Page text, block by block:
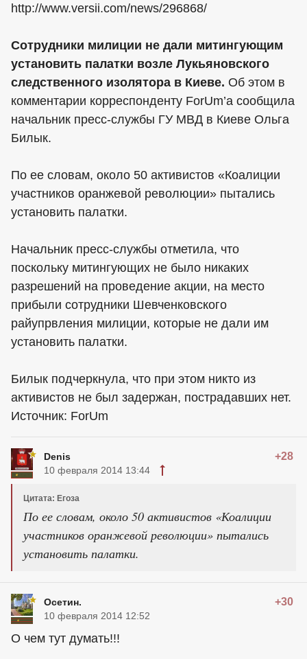
http://www.versii.com/news/296868/
Сотрудники милиции не дали митингующим
установить палатки возле Лукьяновского
следственного изолятора в Киеве. Об этом в
комментарии корреспонденту ForUm’a сообщила
начальник пресс-службы ГУ МВД в Киеве Ольга
Билык.
По ее словам, около 50 активистов «Коалиции
участников оранжевой революции» пытались
установить палатки.
Начальник пресс-службы отметила, что
поскольку митингующих не было никаких
разрешений на проведение акции, на место
прибыли сотрудники Шевченковского
райупрвления милиции, которые не дали им
установить палатки.
Билык подчеркнула, что при этом никто из
активистов не был задержан, пострадавших нет.
Источник: ForUm
Denis +28
10 февраля 2014 13:44
Цитата: Егоза
По ее словам, около 50 активистов «Коалиции
участников оранжевой революции» пытались
установить палатки.
Осетин. +30
10 февраля 2014 12:52
О чем тут думать!!!